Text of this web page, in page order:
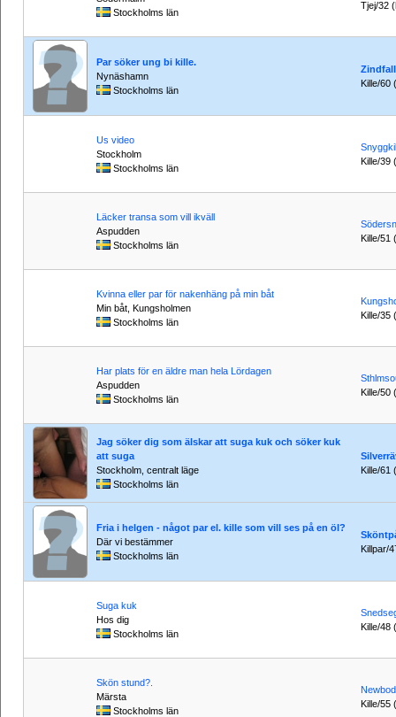
Stockholms län
Tjej/32
Par söker ung bi kille.
Nynäshamn
Stockholms län
Kille/60
Us video
Stockholm
Stockholms län
Kille/39
Läcker transa som vill ikväll
Aspudden
Stockholms län
Kille/51
Kvinna eller par för nakenhäng på min båt
Min båt, Kungsholmen
Stockholms län
Kille/35
Har plats för en äldre man hela Lördagen
Aspudden
Stockholms län
Kille/50
Jag söker dig som älskar att suga kuk och söker kuk
att suga
Stockholm, centralt läge
Stockholms län
Kille/61
Fria i helgen - något par el. kille som vill ses på en öl?
Där vi bestämmer
Stockholms län
Killpar/
Suga kuk
Hos dig
Stockholms län
Kille/48
Skön stund?.
Märsta
Stockholms län
Kille/55